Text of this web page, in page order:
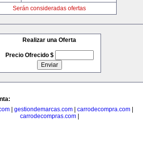
Serán consideradas ofertas
Realizar una Oferta
Precio Ofrecido $
gestiondemarcas.com carrodecompra.com
carrodecompras.com|